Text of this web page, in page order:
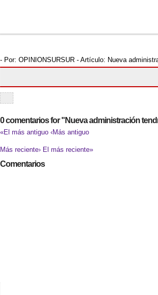
- Por: OPINIONSURSUR - Artículo: Nueva
0 comentarios for "Nueva administración
«El más antiguo ‹Más antiguo
Más reciente› El más reciente»
Comentarios